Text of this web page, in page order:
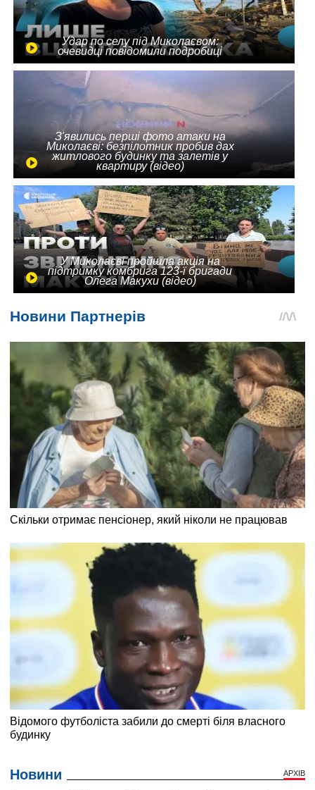
Удар по селу під Миколаєвом:
очевидці повідомили подробиці
З'явились перші фото атаки на
Миколаєві: безпілотник пробив дах
житлового будинку та залетів у
квартиру (відео)
У Миколаєві пройшла акція на
підтримку комбрига 123-ї бригади
Олега Макухи (відео)
Новини АРХІВ